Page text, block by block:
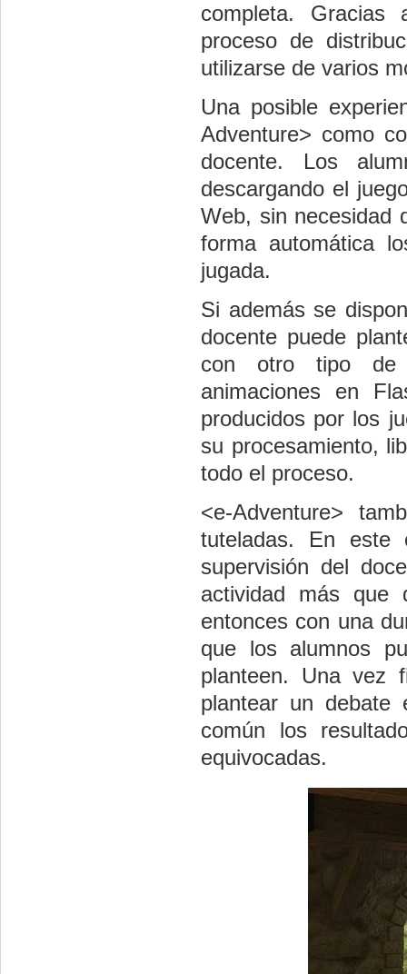
completa. Gracias
proceso de
utilizarse de varios
Una posible
Adventure> como
docente. Los
descargando el
Web, sin necesidad
forma automática
jugada.
Si además se
docente puede
con otro tipo de
animaciones en
producidos por los
su procesamiento,
todo el proceso.
<e-Adventure>
tuteladas. En
supervisión del
actividad más que
entonces con una
que los alumnos
planteen. Una vez
plantear un
común los
equivocadas.